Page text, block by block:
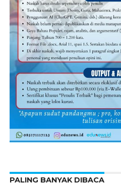
PALING BANYAK DIBACA